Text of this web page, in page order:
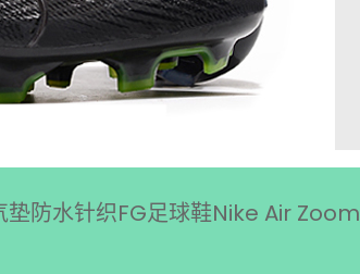
防水针织FG足球鞋Nike Air Zoom